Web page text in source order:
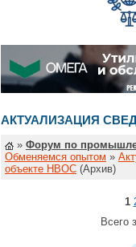
АКТУАЛИЗАЦИЯ
» Форум по
Обменяемся опытом »
объекте НВОС (Архив)
1
Всего